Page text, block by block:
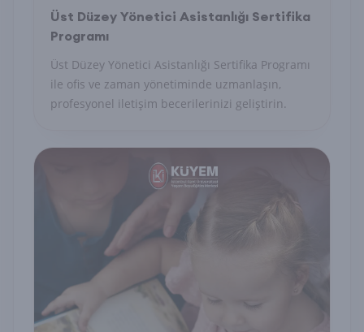
Üst Düzey Yönetici Asistanlığı Sertifika
Programı
Üst Düzey Yönetici Asistanlığı Sertifika Programı
ile ofis ve zaman yönetiminde uzmanlaşın,
profesyonel iletişim becerilerinizi geliştirin.